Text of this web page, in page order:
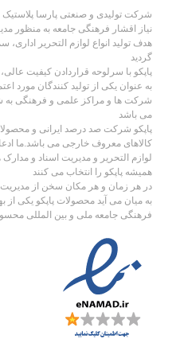
نیاز اقشار فرهنگی جامعه به منظور
هدف تولید انواع لوازم التحریر
گردید
پاپکو با سرلوحه قراردادن کیفیت
به عنوان یکی از تولید کنندگان مورد
شرکت ها و مراکز علمی و فرهنگی به
می باشد
پاپکو شرکت صد درصد ایرانی و
کالاهای معروف خارجی می باشد.ما ادعا
لوازم التحریر و مدیریت اسناد و
همیشه پاپکو را انتخاب می کنند
در هر زمان و هر مکان سخن از مدیریت
به میان می آید محصولات پاپکو یکی
فرهنگی جامعه ملی و بین المللی